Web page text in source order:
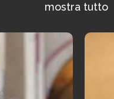
mostra tutto